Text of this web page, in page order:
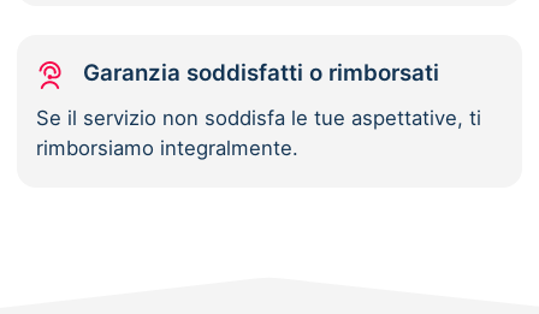
Garanzia soddisfatti o rimborsati
Se il servizio non soddisfa le tue aspettative, ti
rimborsiamo integralmente.